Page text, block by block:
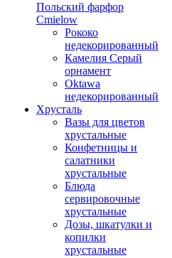
Польский фарфор
Сmielow
Рококо
недекорированный
Камелия Серый
орнамент
Oktawa
недекорированный
Хрусталь
Вазы для цветов
хрустальные
Конфетницы и
салатники
хрустальные
Блюда
сервировочные
хрустальные
Дозы, шкатулки и
копилки
хрустальные